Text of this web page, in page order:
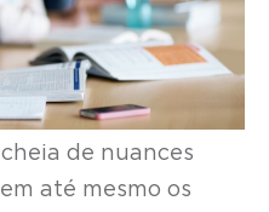
de nuances
até mesmo os